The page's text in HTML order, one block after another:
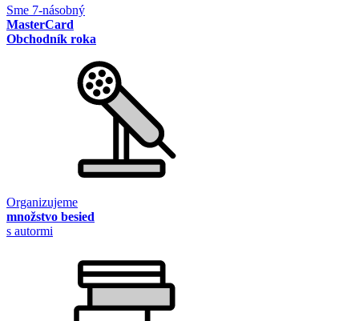
Sme 7-násobný
MasterCard
Obchodník roka
Organizujeme
množstvo besied
s autormi